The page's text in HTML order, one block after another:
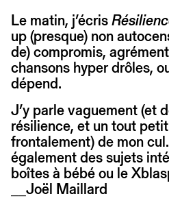
Le matin, j’écris
up (presque) non
de) compromis,
chansons hyper drôles,
dépend.
J’y parle vaguement (et
résilience, et un tout
frontalement) de mon
également des sujets
boîtes à bébé ou le
__Joël Maillard